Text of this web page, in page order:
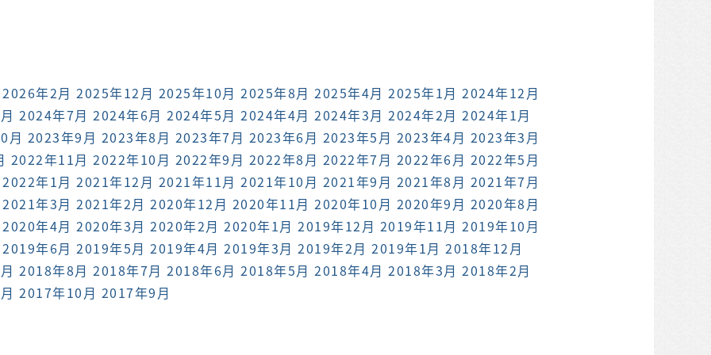
2026年2月 2025年12月 2025年10月 2025年8月 2025年4月 2025年1月 2024年12月
2024年7月 2024年6月 2024年5月 2024年4月 2024年3月 2024年2月 2024年1月
月 2023年9月 2023年8月 2023年7月 2023年6月 2023年5月 2023年4月 2023年3月
2022年11月 2022年10月 2022年9月 2022年8月 2022年7月 2022年6月 2022年5月
2022年1月 2021年12月 2021年11月 2021年10月 2021年9月 2021年8月 2021年7月
2021年3月 2021年2月 2020年12月 2020年11月 2020年10月 2020年9月 2020年8月
2020年4月 2020年3月 2020年2月 2020年1月 2019年12月 2019年11月 2019年10月
2019年6月 2019年5月 2019年4月 2019年3月 2019年2月 2019年1月 2018年12月
2018年8月 2018年7月 2018年6月 2018年5月 2018年4月 2018年3月 2018年2月
2017年10月 2017年9月